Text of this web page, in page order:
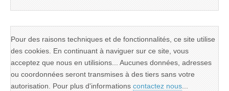
Pour des raisons techniques et de fonctionnalités, ce site utilise
des cookies. En continuant à naviguer sur ce site, vous
acceptez que nous en utilisions... Aucunes données, adresses
ou coordonnées seront transmises à des tiers sans votre
autorisation. Pour plus d'informations contactez nous...